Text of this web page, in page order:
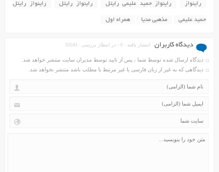
راینواز راینواز حمید علیمی رایتل راینواز رایتل راینواز رایتل
حمید علیمی مذهبی مدیا همراه اول
دیدگاه کاربران انتشار یافته : 0 - در انتظار بررسی : 33543
دیدگاه ارسال شده توسط شما ، پس از تایید توسط مدیران سایت منتشر خواهد شد.
دیدگاهی که به غیر از زبان فارسی یا غیر مرتبط با مطلب باشد منتشر نخواهد شد.